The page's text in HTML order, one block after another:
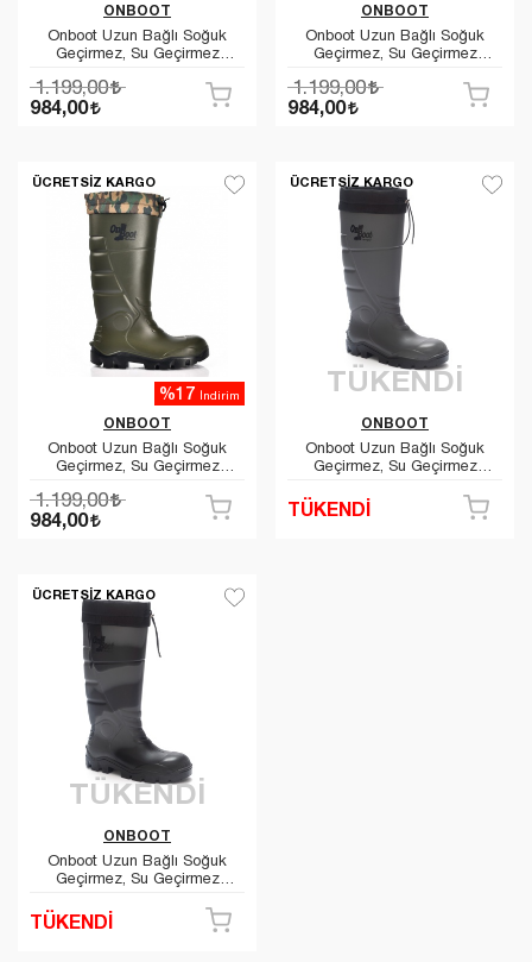
ONBOOT
Onboot Uzun Bağlı Soğuk
Geçirmez, Su Geçirmez
Yağmur Çizmesi 1005
1.199,00
984,00
ONBOOT
Onboot Uzun Bağlı Soğuk
Geçirmez, Su Geçirmez
Yağmur Çizmesi 1005
1.199,00
984,00
ÜCRETSIZ KARGO
ONBOOT
Onboot Uzun Bağlı Soğuk
Geçirmez, Su Geçirmez
Yağmur Çizmesi 1005
%17 İndirim
1.199,00
984,00
ÜCRETSIZ KARGO
TÜKENDİ
ONBOOT
Onboot Uzun Bağlı Soğuk
Geçirmez, Su Geçirmez
Yağmur Çizmesi 1005
TÜKENDİ
ÜCRETSIZ KARGO
TÜKENDİ
ONBOOT
Onboot Uzun Bağlı Soğuk
Geçirmez, Su Geçirmez
Yağmur Çizmesi 1005
TÜKENDİ